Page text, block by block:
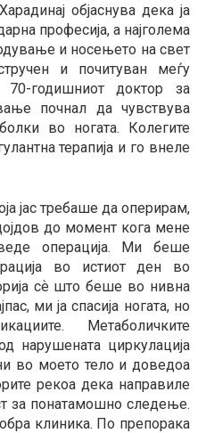
објаснува дека ја
професија, а најголема
и носењето на свет
и почитуван меѓу
годишниот доктор за
почнал да чувствува
во ногата. Колегите
терапија и го внеле
јас требаше да оперирам,
до момент кога мене
операција. Ми беше
во истиот ден во
сѐ што беше во нивна
ми ја спасија ногата, но
Метаболичките
нарушената циркулација
во моето тело и доведоа
рекоа дека направиле
за понатамошно следење.
клиника. По препорака